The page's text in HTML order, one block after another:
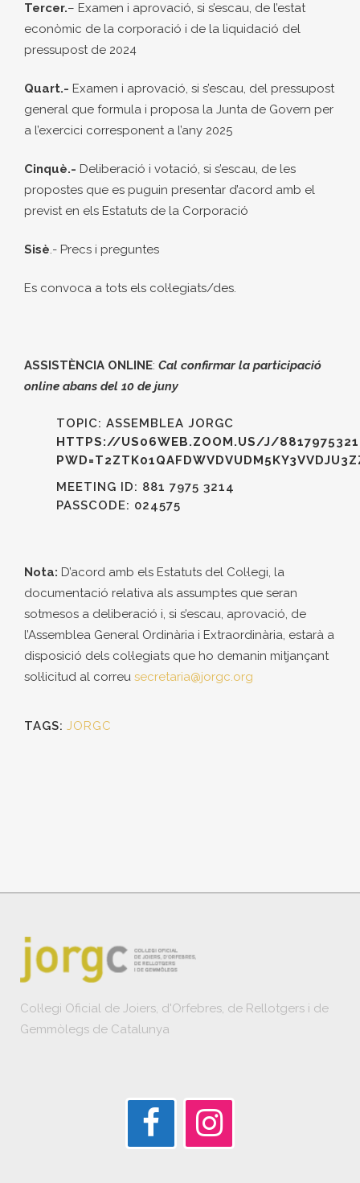
Tercer.– Examen i aprovació, si s’escau, de l’estat
econòmic de la corporació i de la liquidació del
pressupost de 2024
Quart.- Examen i aprovació, si s’escau, del pressupost
general que formula i proposa la Junta de Govern per
a l’exercici corresponent a l’any 2025
Cinquè.- Deliberació i votació, si s’escau, de les
propostes que es puguin presentar d’acord amb el
previst en els Estatuts de la Corporació
Sisè.- Precs i preguntes
Es convoca a tots els col·legiats/des.
ASSISTÈNCIA ONLINE: Cal confirmar la participació
online abans del 10 de juny
TOPIC: ASSEMBLEA JORGC
HTTPS://US06WEB.ZOOM.US/J/
MEETING ID: 881 7975 3214
PASSCODE: 024575
Nota: D’acord amb els Estatuts del Col·legi, la
documentació relativa als assumptes que seran
sotmesos a deliberació i, si s’escau, aprovació, de
l’Assemblea General Ordinària i Extraordinària, estarà a
disposició dels col·legiats que ho demanin mitjançant
sol·licitud al correu secretaria@jorgc.org
TAGS: JORGC
Col·legi Oficial de Joiers, d'Orfebres, de Rellotgers i de
Gemmòlegs de Catalunya